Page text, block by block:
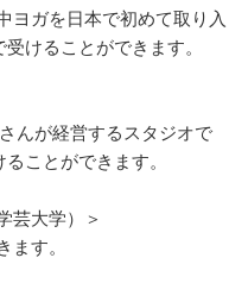
ヨガを日本で初めて取り入
けることができます。
んが経営するスタジオで
ことができます。
芸大学）＞
す。